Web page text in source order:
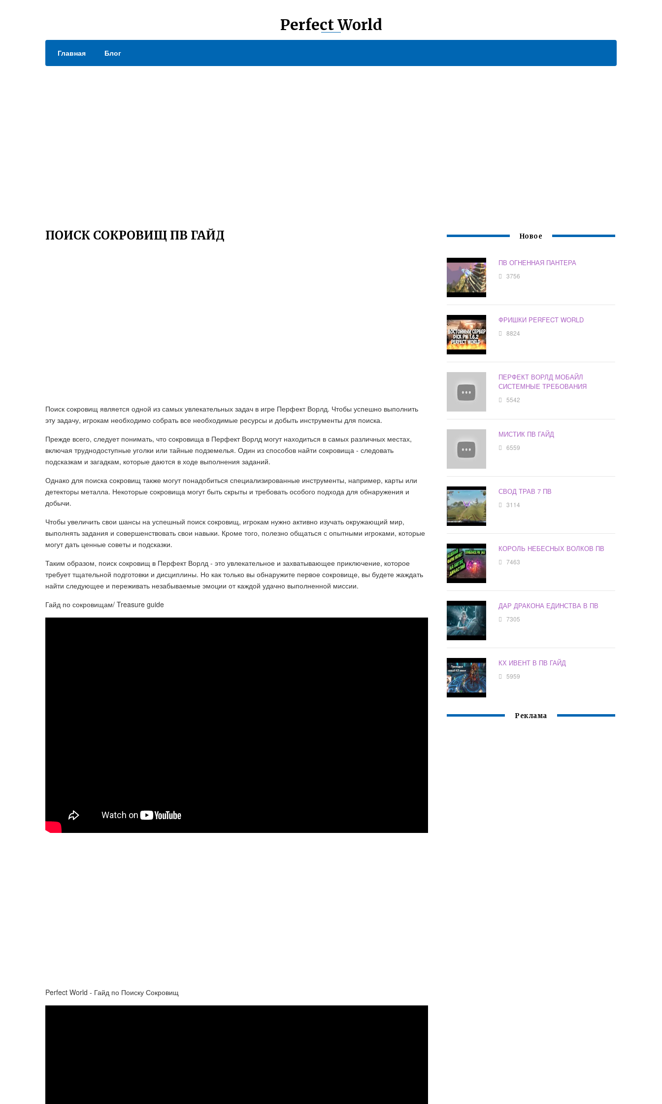
Perfect World
Главная Блог
ПОИСК СОКРОВИЩ ПВ ГАЙД
Поиск сокровищ является одной из самых увлекательных задач в игре Перфект Ворлд. Чтобы успешно выполнить
эту задачу, игрокам необходимо собрать все необходимые ресурсы и добыть инструменты для поиска.
Прежде всего, следует понимать, что сокровища в Перфект Ворлд могут находиться в самых различных местах,
включая труднодоступные уголки или тайные подземелья. Один из способов найти сокровища - следовать
подсказкам и загадкам, которые даются в ходе выполнения заданий.
Однако для поиска сокровищ также могут понадобиться специализированные инструменты, например, карты или
детекторы металла. Некоторые сокровища могут быть скрыты и требовать особого подхода для обнаружения и
добычи.
Чтобы увеличить свои шансы на успешный поиск сокровищ, игрокам нужно активно изучать окружающий мир,
выполнять задания и совершенствовать свои навыки. Кроме того, полезно общаться с опытными игроками, которые
могут дать ценные советы и подсказки.
Таким образом, поиск сокровищ в Перфект Ворлд - это увлекательное и захватывающее приключение, которое
требует тщательной подготовки и дисциплины. Но как только вы обнаружите первое сокровище, вы будете жаждать
найти следующее и переживать незабываемые эмоции от каждой удачно выполненной миссии.
Гайд по сокровищам/ Treasure guide
Perfect World - Гайд по Поиску Сокровищ
Новое
ПВ ОГНЕННАЯ ПАНТЕРА
3756
ФРИШКИ PERFECT WORLD
8824
ПЕРФЕКТ ВОРЛД МОБАЙЛ
СИСТЕМНЫЕ ТРЕБОВАНИЯ
5542
МИСТИК ПВ ГАЙД
6559
СВОД ТРАВ 7 ПВ
3114
КОРОЛЬ НЕБЕСНЫХ ВОЛКОВ ПВ
7463
ДАР ДРАКОНА ЕДИНСТВА В ПВ
7305
КХ ИВЕНТ В ПВ ГАЙД
5959
Реклама